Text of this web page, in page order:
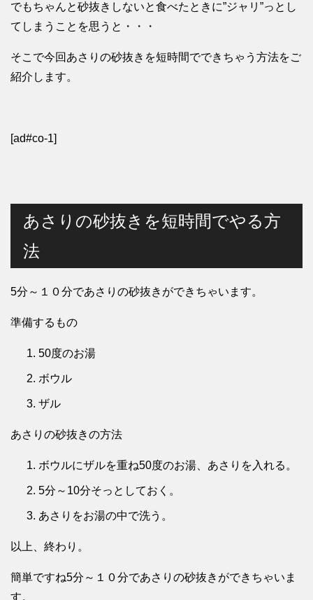
でもちゃんと砂抜きしないと食べたときに”ジャリ”っとし
てしまうことを思うと・・・
そこで今回あさりの砂抜きを短時間でできちゃう方法をご
紹介します。
[ad#co-1]
あさりの砂抜きを短時間でやる方
法
5分～１０分であさりの砂抜きができちゃいます。
準備するもの
50度のお湯
ボウル
ザル
あさりの砂抜きの方法
ボウルにザルを重ね50度のお湯、あさりを入れる。
5分～10分そっとしておく。
あさりをお湯の中で洗う。
以上、終わり。
簡単ですね5分～１０分であさりの砂抜きができちゃいま
す。